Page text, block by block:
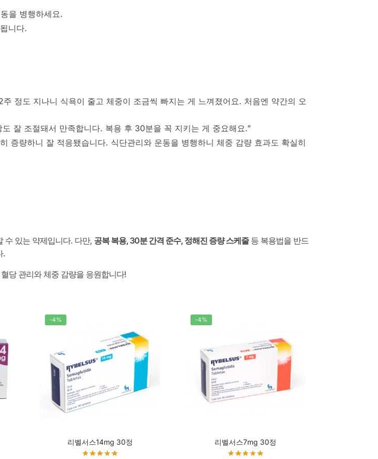
을 병행하세요.
니다.
정도 지나니 식욕이 줄고 체중이 조금씩 빠지는 게 느껴졌어요. 처음엔 약간의 오
잘 조절돼서 만족합니다. 복용 후 30분을 꼭 지키는 게 중요해요.”
증량하니 잘 적응됐습니다. 식단관리와 운동을 병행하니 체중 감량 효과도 확실히
수 있는 약제입니다. 다만, 공복 복용, 30분 간격 준수, 정해진 증량 스케줄등 복용법을 반드
.
당 관리와 체중 감량을 응원합니다!
-4%
리벨서스14mg 30정
-4%
리벨서스7mg 30정